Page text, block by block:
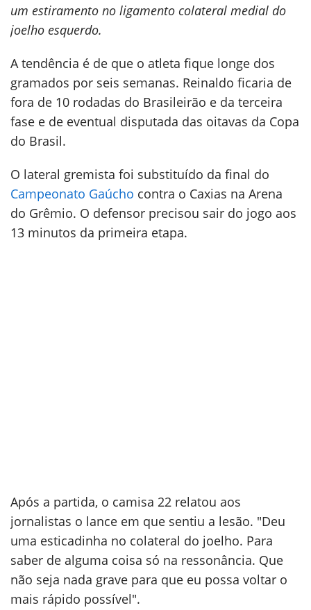
um estiramento no ligamento colateral medial do
joelho esquerdo.
A tendência é de que o atleta fique longe dos
gramados por seis semanas. Reinaldo ficaria de
fora de 10 rodadas do Brasileirão e da terceira
fase e de eventual disputada das oitavas da Copa
do Brasil.
O lateral gremista foi substituído da final do
Campeonato Gaúcho contra o Caxias na Arena
do Grêmio. O defensor precisou sair do jogo aos
13 minutos da primeira etapa.
Após a partida, o camisa 22 relatou aos
jornalistas o lance em que sentiu a lesão. "Deu
uma esticadinha no colateral do joelho. Para
saber de alguma coisa só na ressonância. Que
não seja nada grave para que eu possa voltar o
mais rápido possível".